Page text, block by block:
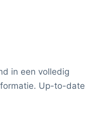
in een volledig
Up-to-date